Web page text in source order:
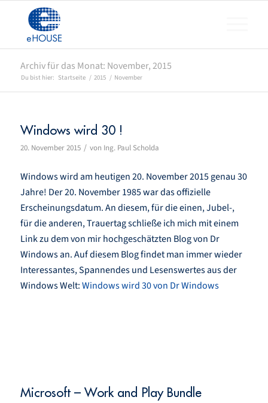
Archiv für das Monat: November, 2015
Du bist hier: Startseite / 2015 / November
Windows wird 30 !
20. November 2015 / von Ing. Paul Scholda
Windows wird am heutigen 20. November 2015 genau 30
Jahre! Der 20. November 1985 war das offizielle
Erscheinungsdatum. An diesem, für die einen, Jubel-,
für die anderen, Trauertag schließe ich mich mit einem
Link zu dem von mir hochgeschätzten Blog von Dr
Windows an. Auf diesem Blog findet man immer wieder
Interessantes, Spannendes und Lesenswertes aus der
Windows Welt:Windows wird 30 von Dr Windows
Microsoft – Work and Play Bundle